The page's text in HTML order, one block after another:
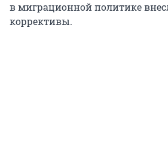
в миграционной политике
коррективы.